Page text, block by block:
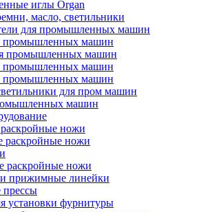
иглы Organ
масло, светильники
для промышленных машин
промышленных машин
промышленных машин
промышленных машин
промышленных машин
для пром машин
машин
ножи
раскройные ножи
раскройные ножи
прижимные линейки
установки фурнитуры